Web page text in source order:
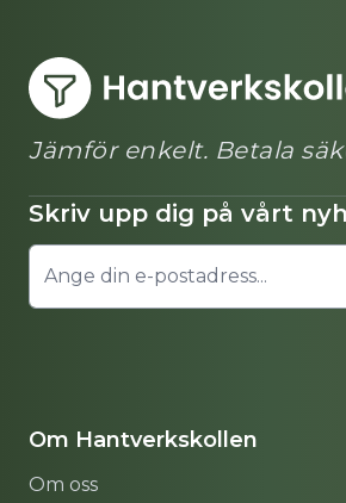
Jämför enkelt. Betala
Skriv upp dig på vårt
Om Hantverkskollen
Om oss